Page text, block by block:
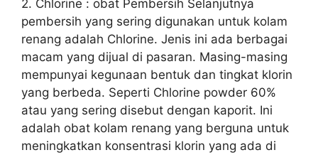
2. Chlorine : obat Pembersih Selanjutnya
pembersih yang sering digunakan untuk kolam
renang adalah Chlorine. Jenis ini ada berbagai
macam yang dijual di pasaran. Masing-masing
mempunyai kegunaan bentuk dan tingkat klorin
yang berbeda. Seperti Chlorine powder 60%
atau yang sering disebut dengan kaporit. Ini
adalah obat kolam renang yang berguna untuk
meningkatkan konsentrasi klorin yang ada di